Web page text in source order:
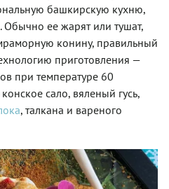
башкирскую кухню,
ее жарят или тушат,
конину, правильный
приготовления —
при температуре 60
сало, вяленый гусь,
, талкана и вареного